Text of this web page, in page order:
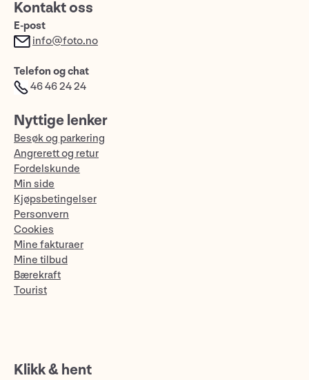
Kontakt oss
E-post
info@foto.no
Telefon og chat
46 46 24 24
Nyttige lenker
Besøk og parkering
Angrerett og retur
Fordelskunde
Min side
Kjøpsbetingelser
Personvern
Cookies
Mine fakturaer
Mine tilbud
Bærekraft
Tourist
Klikk & hent